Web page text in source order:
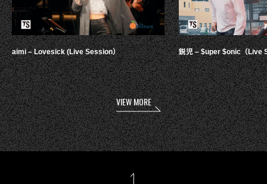
aimi – Lovesick (Live Session） 鋭児 – $uper $onic（Live
VIEW MORE